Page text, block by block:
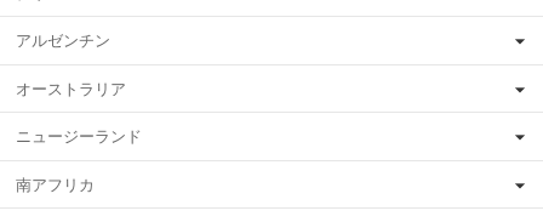
アルゼンチン
オーストラリア
ニュージーランド
南アフリカ